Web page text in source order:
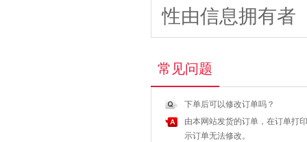
性由信息拥有者
常见问题
下单后可以修改订单吗？
由本网站发货的订单，在订单打
示订单无法修改。